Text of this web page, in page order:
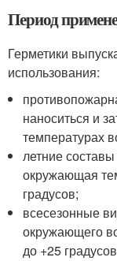
Период
Герметики
использования:
наноситься и
температурах
летние
окружающая
градусов;
всесезонные
окружающего
до +25